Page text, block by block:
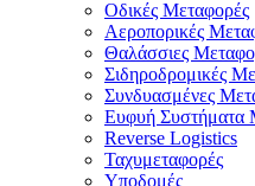
Οδικές Μεταφορές
Αεροπορικές
Θαλάσσιες
Σιδηροδρομικές
Συνδυασμένες
Ευφυή Συστήματα
Reverse Logistics
Ταχυμεταφορές
Υποδομές